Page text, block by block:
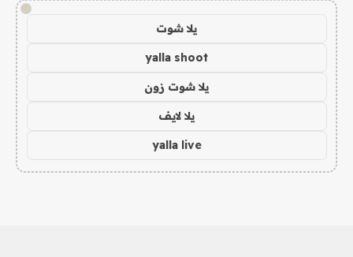
!
يلا شوت
yalla shoot
يلا شوت زون
يلا لايف
yalla live